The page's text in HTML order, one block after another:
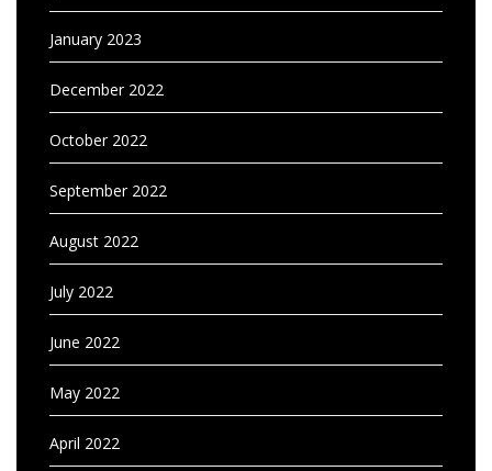
January 2023
December 2022
October 2022
September 2022
August 2022
July 2022
June 2022
May 2022
April 2022